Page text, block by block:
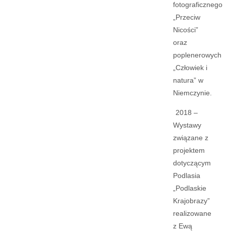
fotograficznego
„Przeciw
Nicości”
oraz
poplenerowych
„Człowiek i
natura” w
Niemczynie.
2018 –
Wystawy
związane z
projektem
dotyczącym
Podlasia
„Podlaskie
Krajobrazy”
realizowane
z Ewą